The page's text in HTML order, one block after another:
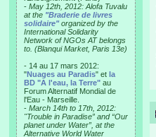
- May 12th, 2012: Alofa Tuvalu
at the "Braderie de livres
solidaire"organized by the
International Solidarity
Network of NGOs AT belongs
to. (Blanqui Market, Paris 13e)
- 14 au 17 mars 2012:
"Nuages au Paradis" et la
BD "A l'eau, la Terre" au
Forum Alternatif Mondial de
l'Eau - Marseille.
- March 14th to 17th, 2012:
"Trouble in Paradise” and “Our
planet under Water”, at the
Alternative World Water